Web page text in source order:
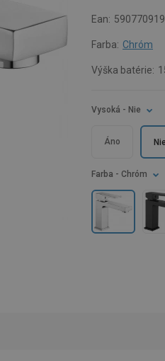
Ean:
Farba: Chróm
Výška batérie:
Farba - Chróm
Vysoká - Nie
Nie
Áno